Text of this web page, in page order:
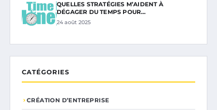
QUELLES STRATÉGIES M’AIDENT À
DÉGAGER DU TEMPS POUR…
24 août 2025
CATÉGORIES
CRÉATION D’ENTREPRISE